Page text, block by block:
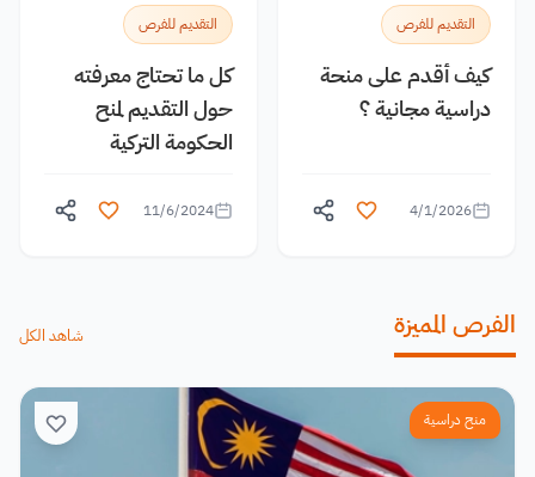
التقديم للفرص
كيف أقدم على منحة
دراسية مجانية ؟
4/1/2026
التقديم للفرص
كل ما تحتاج معرفته
حول التقديم لمنح
الحكومة التركية
11/6/2024
الفرص المميزة شاهد الكل
منح دراسية